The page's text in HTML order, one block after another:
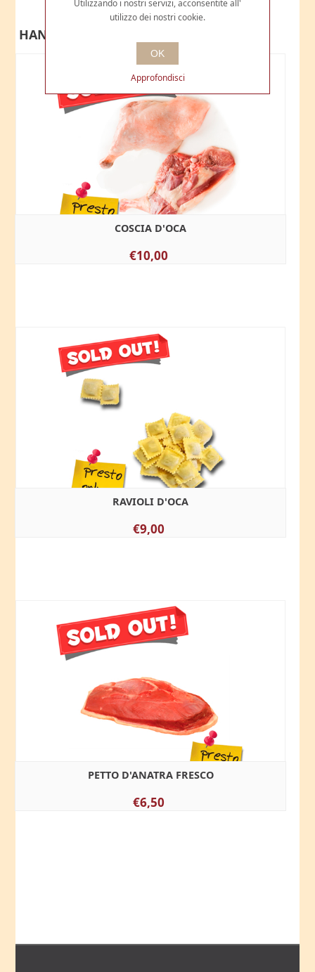
HANNO ACQUISTATO ANCHE
COSCIA D'OCA
€10,00
RAVIOLI D'OCA
€9,00
PETTO D'ANATRA FRESCO
€6,50
Utilizzando i nostri servizi, acconsentite all'
utilizzo dei nostri cookie.
OK
Approfondisci